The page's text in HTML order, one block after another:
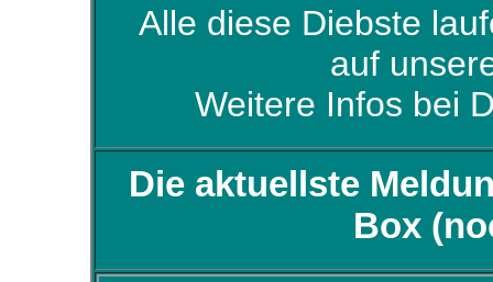
Alle diese Diebste
auf
Weitere Infos bei
Die aktuellste
Box